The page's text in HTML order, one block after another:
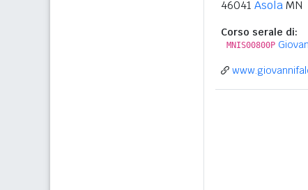
46041 AsolaMN
Corso serale di:
MNIS00800P